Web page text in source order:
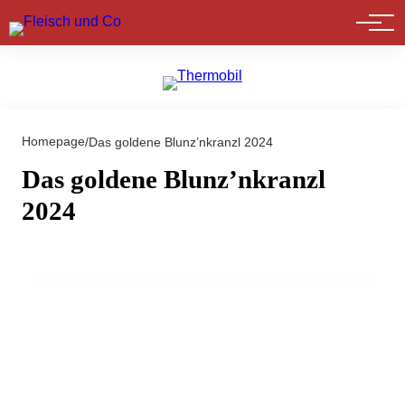
Marktführer
Homepage/Das goldene Blunz’nkranzl 2024
Das goldene Blunz’nkranzl
2024
10. März 2024